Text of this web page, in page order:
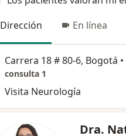
Dirección
En línea
Carrera 18 # 80-6, Bogotá •
consulta 1
Visita Neurología
Dra.